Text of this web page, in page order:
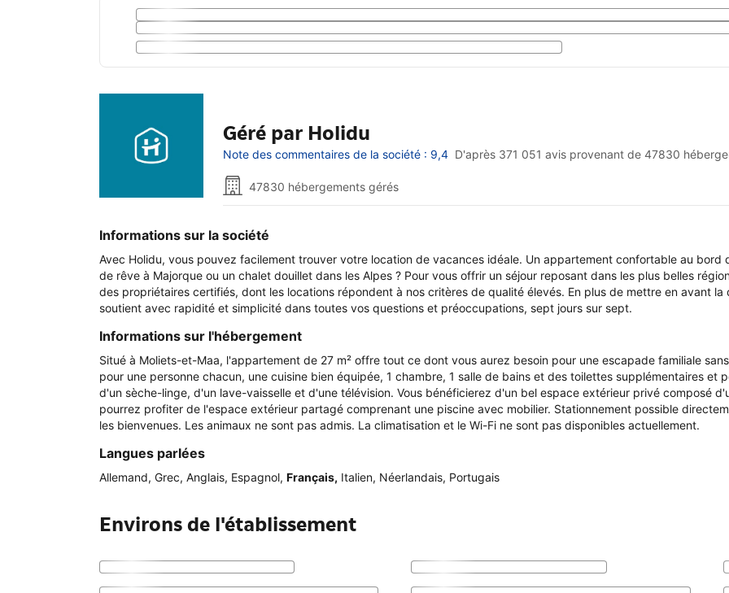
Géré par Holidu
Note des commentaires de la société : 9,4 D'après 371 051 avis provenant de 47830
47830 hébergements gérés
Informations sur la société
Avec Holidu, vous pouvez facilement trouver votre location de vacances idéale. Un appartement confortable au bord
de rêve à Majorque ou un chalet douillet dans les Alpes ? Pour vous offrir un séjour reposant dans les plus belles
des propriétaires certifiés, dont les locations répondent à nos critères de qualité élevés. En plus de mettre en avant
soutient avec rapidité et simplicité dans toutes vos questions et préoccupations, sept jours sur sept.
Informations sur l'hébergement
Situé à Moliets-et-Maa, l'appartement de 27 m² offre tout ce dont vous aurez besoin pour une escapade familiale
pour une personne chacun, une cuisine bien équipée, 1 chambre, 1 salle de bains et des toilettes supplémentaires et
d'un sèche-linge, d'un lave-vaisselle et d'une télévision. Vous bénéficierez d'un bel espace extérieur privé composé
pourrez profiter de l'espace extérieur partagé comprenant une piscine avec mobilier. Stationnement possible
les bienvenues. Les animaux ne sont pas admis. La climatisation et le Wi-Fi ne sont pas disponibles actuellement.
Langues parlées
Allemand, Grec, Anglais, Espagnol, Français, Italien, Néerlandais, Portugais
Environs de l'établissement